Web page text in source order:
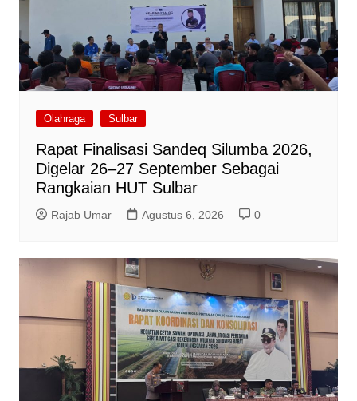
Olahraga Sulbar
Rapat Finalisasi Sandeq Silumba 2026,
Digelar 26–27 September Sebagai
Rangkaian HUT Sulbar
Rajab Umar Agustus 6, 2026 0